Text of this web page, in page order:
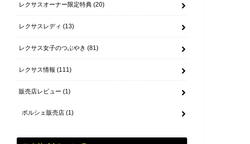
レクサスオーナー限定特典 (20)
レクサスレディ (13)
レクサス女子のつぶやき (81)
レクサス情報 (111)
販売店レビュー (1)
ポルシェ販売店 (1)